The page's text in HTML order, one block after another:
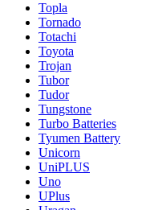
Topla
Tornado
Totachi
Toyota
Trojan
Tubor
Tudor
Tungstone
Turbo Batteries
Tyumen Battery
Unicorn
UniPLUS
Uno
UPlus